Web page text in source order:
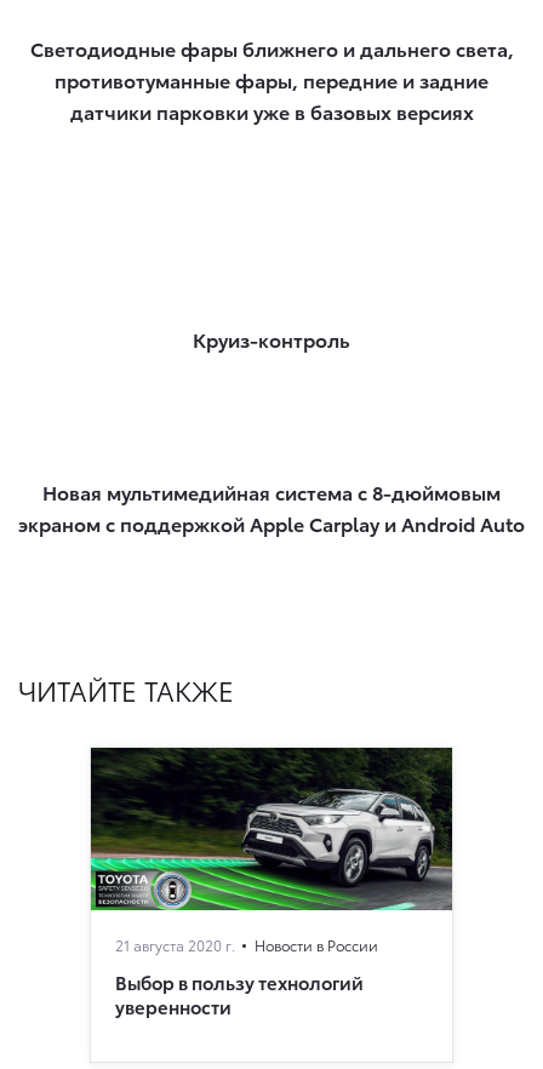
Светодиодные фары ближнего и дальнего света,
противотуманные фары, передние и задние
датчики парковки уже в базовых версиях
Круиз-контроль​
Новая мультимедийная система с 8-дюймовым
экраном с поддержкой Apple Carplay и Android Auto​
ЧИТАЙТЕ ТАКЖЕ
21 августа 2020 г. Новости в России
Выбор в пользу технологий
уверенности